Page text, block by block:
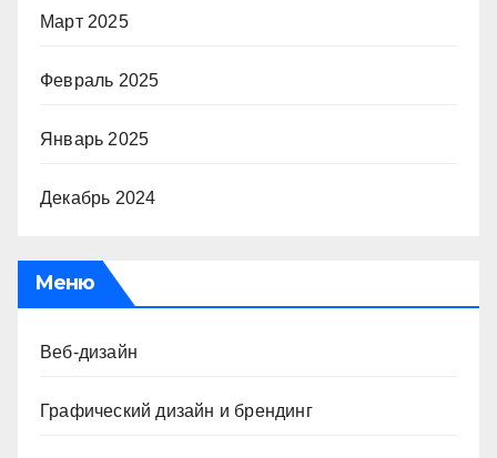
Март 2025
Февраль 2025
Январь 2025
Декабрь 2024
Меню
Веб-дизайн
Графический дизайн и брендинг